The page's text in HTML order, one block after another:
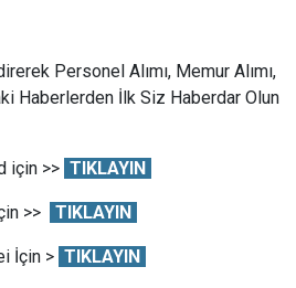
Personel Alımı, Memur Alımı,
Haberlerden İlk Siz Haberdar Olun
için >> TIKLAYIN
>> TIKLAYIN
İçin > TIKLAYIN